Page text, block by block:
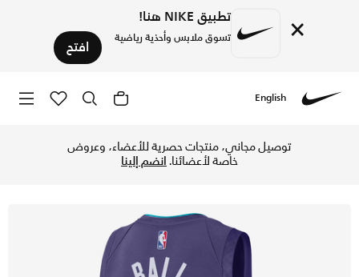
× تطبيق NIKE هنا!
تسوق ملابس وأحذية رياضية افتح
English
توصيل مجاني، منتجات حصرية للأعضاء، وعروض
خاصة لأعضائنا.انضم إلينا